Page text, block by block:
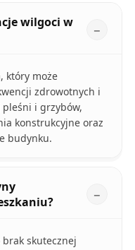
wilgoci w
który może
zdrowotnych i
i grzybów,
konstrukcyjne oraz
budynku.
skutecznej